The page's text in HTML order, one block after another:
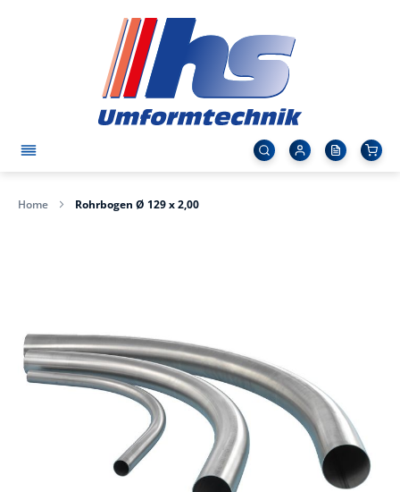
Home Rohrbogen Ø 129 x 2,00